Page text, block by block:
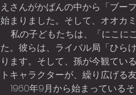
えさんがかばんの中から「ブー
始まりました。そして、オオカ
た。彼らは、ライバル局「ひら
ります。そして、孫が今観てい
トキャラクターが、繰り広げる
1960年9月から始まってい